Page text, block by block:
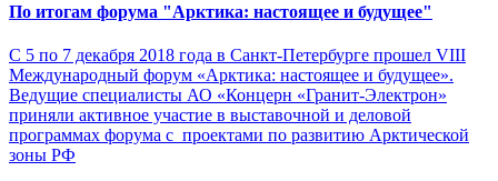
По итогам форума "Арктика: настоящее и будущее"
С 5 по 7 декабря 2018 года в Санкт-Петербурге прошел VIII
Международный форум «Арктика: настоящее и будущее».
Ведущие специалисты АО «Концерн «Гранит-Электрон»
приняли активное участие в выставочной и деловой
программах форума с проектами по развитию Арктической
зоны РФ